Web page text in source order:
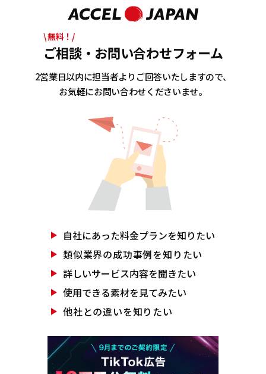
\ 無料！/
ご相談・お問い合わせフォーム
2営業日以内に担当者よりご回答いたしますので、
お気軽にお問い合わせくださいませ。
自社にあった料金プランを知りたい
類似業界の成功事例を知りたい
詳しいサービス内容を聞きたい
使用できる素材を見てみたい
他社との違いを知りたい